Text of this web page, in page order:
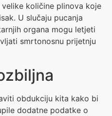
količine plinova koje
U slučaju pucanja
organa mogu letjeti
smrtonosnu prijetnju
obdukciju kita kako bi
dodatne podatke o